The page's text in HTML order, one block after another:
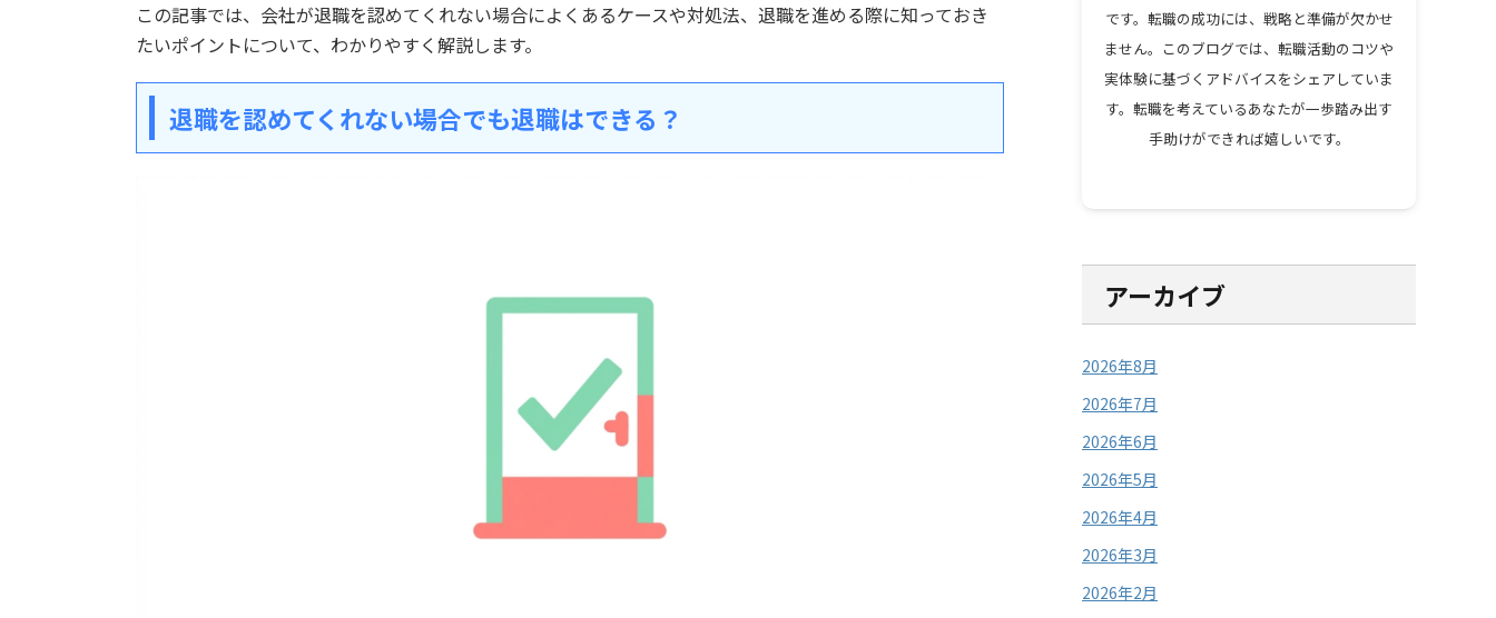
この記事では、会社が退職を認めてくれない場合によくあるケースや対処法、退職を進める際に知っておき
たいポイントについて、わかりやすく解説します。
退職を認めてくれない場合でも退職はできる？
です。転職の成功には、戦略と準備が欠かせ
ません。このブログでは、転職活動のコツや
実体験に基づくアドバイスをシェアしていま
す。転職を考えているあなたが一歩踏み出す
手助けができれば嬉しいです。
アーカイブ
2026年8月
2026年7月
2026年6月
2026年5月
2026年4月
2026年3月
2026年2月